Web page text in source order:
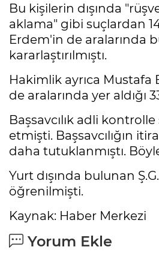
Bu kişilerin dışında
aklama" gibi suçlardan
Erdem'in de aralarında
kararlaştırılmıştı.
Hakimlik ayrıca Mustafa
de aralarında yer aldığı
Başsavcılık adli
etmişti. Başsavcılığın
daha tutuklanmıştı.
Yurt dışında bulunan
öğrenilmişti.
Kaynak: Haber Merkezi
Yorum Ekle